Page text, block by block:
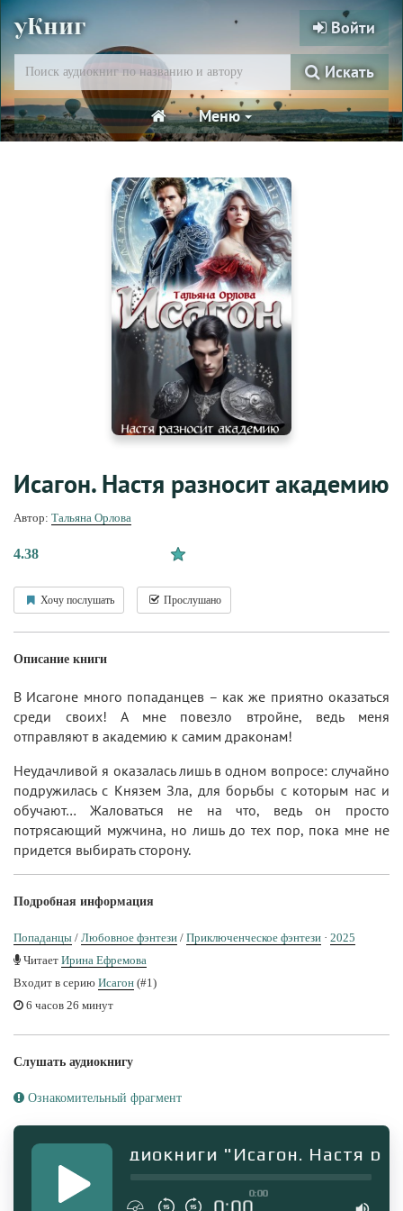
уКниг Войти
Искать
Меню
Исагон. Настя разносит академию
Автор: Тальяна Орлова
4.38
Хочу послушать Прослушано
Описание книги
В Исагоне много попаданцев – как же приятно оказаться
среди своих! А мне повезло втройне, ведь меня
отправляют в академию к самим драконам!
Неудачливой я оказалась лишь в одном вопросе: случайно
подружилась с Князем Зла, для борьбы с которым нас и
обучают… Жаловаться не на что, ведь он просто
потрясающий мужчина, но лишь до тех пор, пока мне не
придется выбирать сторону.
Подробная информация
Попаданцы / Любовное фэнтези / Приключенческое фэнтези · 2025
Читает Ирина Ефремова
Входит в серию Исагон (#1)
6 часов 26 минут
Слушать аудиокнигу
Ознакомительный фрагмент
Фрагмент аудиокниги "Исагон. Настя
0:00
0:00